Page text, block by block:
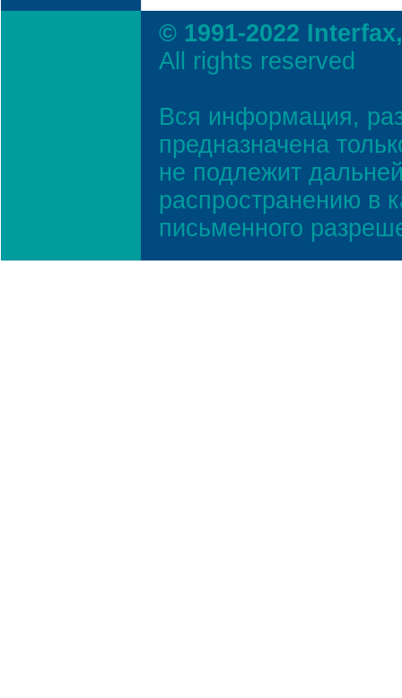
© 1991-2022
All rights reserved
Вся информация,
предназначена
не подлежит
распространению в
письменного